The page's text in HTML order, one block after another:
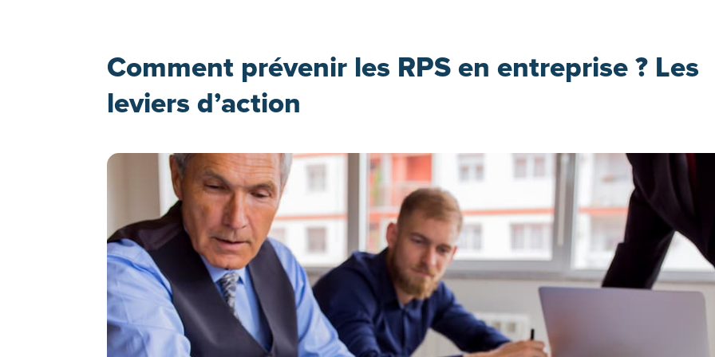
Comment prévenir les RPS en entreprise ? Les
leviers d’action